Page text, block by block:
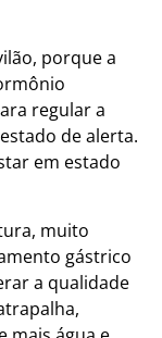
porque a
regular a
de alerta.
em estado
muito
gástrico
a qualidade